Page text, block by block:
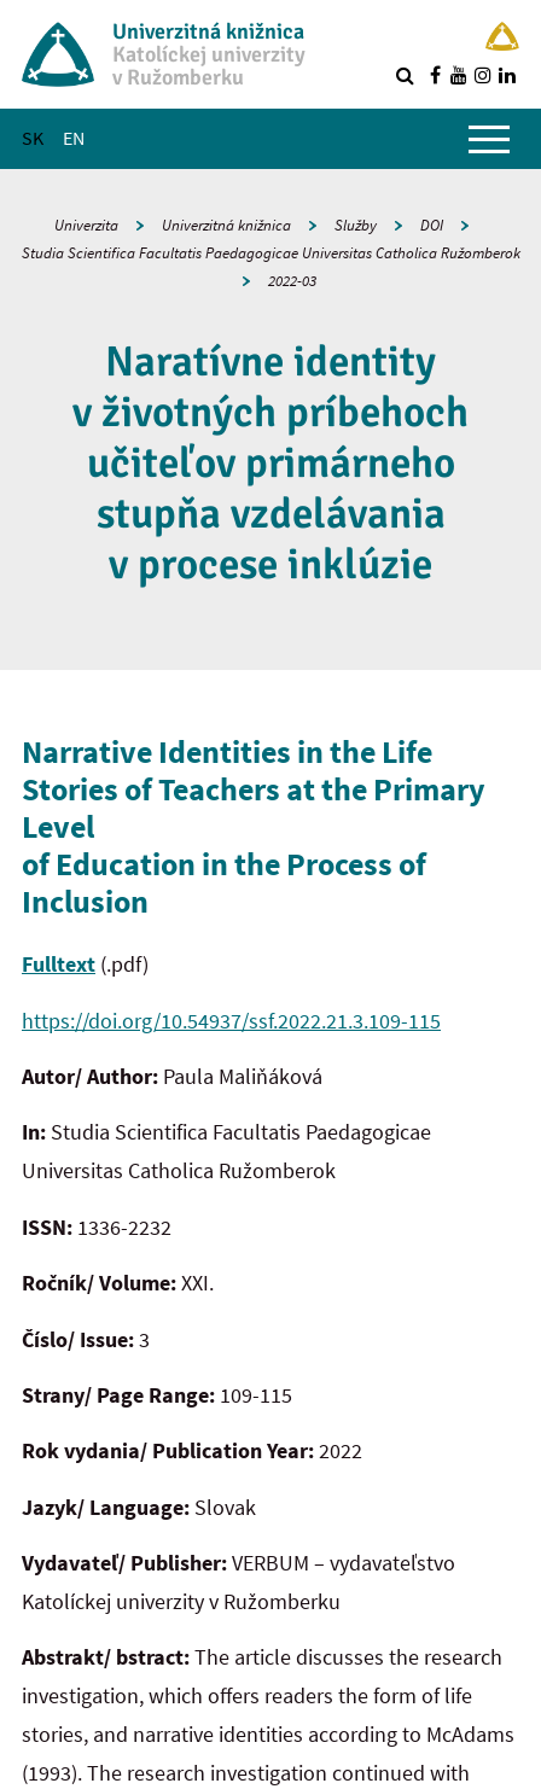
Univerzitná knižnica
Katolíckej univerzity
v Ružomberku
SK EN
Hlavné menu
Univerzita Univerzitná knižnica Služby
DOI
Studia Scientifica Facultatis Paedagogicae Universitas Catholica Ružomberok
2022-03
Naratívne identity
v životných príbehoch
učiteľov primárneho
stupňa vzdelávania
v procese inklúzie
Narrative Identities in the Life
Stories of Teachers at the Primary
Level
of Education in the Process of
Inclusion
Fulltext (.pdf)
https://doi.org/10.54937/ssf.2022.21.3.109-115
Autor/ Author: Paula Maliňáková
In: Studia Scientifica Facultatis Paedagogicae
Universitas Catholica Ružomberok
ISSN: 1336-2232
Ročník/ Volume:XXI.
Číslo/ Issue:3
Strany/ Page Range: 109-115
Rok vydania/ Publication Year:2022
Jazyk/ Language: Slovak
Vydavateľ/ Publisher:VERBUM – vydavateľstvo
Katolíckej univerzity v Ružomberku
Abstrakt/ bstract:The article discusses the research
investigation, which offers readers the form of life
stories, and narrative identities according to McAdams
(1993). The research investigation continued with